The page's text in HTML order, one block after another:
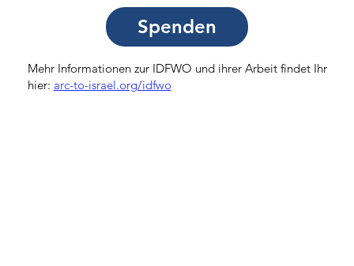
Spenden
Mehr Informationen zur IDFWO und ihrer Arbeit findet Ihr
hier: arc-to-israel.org/idfwo